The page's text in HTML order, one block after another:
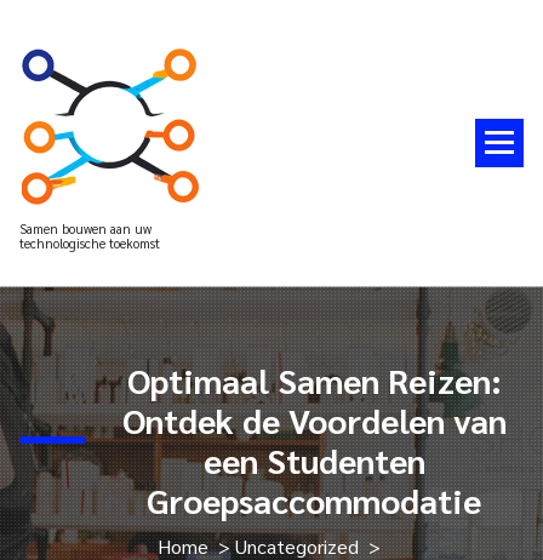
Samen bouwen aan uw
technologische toekomst
Optimaal Samen Reizen:
Ontdek de Voordelen van
een Studenten
Groepsaccommodatie
Home>Uncategorized>